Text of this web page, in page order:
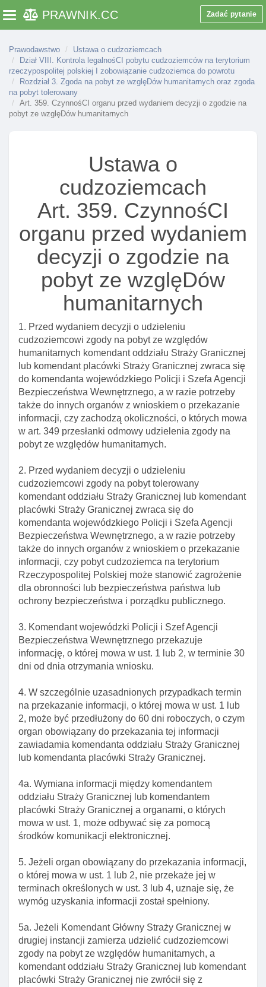
Toggle navigation
PRAWNIK.CC Zadać pytanie
Prawodawstwo
Ustawa o cudzoziemcach
Dział VIII. Kontrola legalnośCI pobytu cudzoziemców na terytorium
rzeczypospolitej polskiej I zobowiązanie cudzoziemca do powrotu
Rozdział 3. Zgoda na pobyt ze wzglęDów humanitarnych oraz zgoda
na pobyt tolerowany
Art. 359. CzynnośCI organu przed wydaniem decyzji o zgodzie na
pobyt ze wzglęDów humanitarnych
Ustawa o
cudzoziemcach
Art. 359. CzynnośCI
organu przed wydaniem
decyzji o zgodzie na
pobyt ze wzglęDów
humanitarnych
1. Przed wydaniem decyzji o udzieleniu
cudzoziemcowi zgody na pobyt ze względów
humanitarnych komendant oddziału Straży Granicznej
lub komendant placówki Straży Granicznej zwraca się
do komendanta wojewódzkiego Policji i Szefa Agencji
Bezpieczeństwa Wewnętrznego, a w razie potrzeby
także do innych organów z wnioskiem o przekazanie
informacji, czy zachodzą okoliczności, o których mowa
w art. 349 przesłanki odmowy udzielenia zgody na
pobyt ze względów humanitarnych.
2. Przed wydaniem decyzji o udzieleniu
cudzoziemcowi zgody na pobyt tolerowany
komendant oddziału Straży Granicznej lub komendant
placówki Straży Granicznej zwraca się do
komendanta wojewódzkiego Policji i Szefa Agencji
Bezpieczeństwa Wewnętrznego, a w razie potrzeby
także do innych organów z wnioskiem o przekazanie
informacji, czy pobyt cudzoziemca na terytorium
Rzeczypospolitej Polskiej może stanowić zagrożenie
dla obronności lub bezpieczeństwa państwa lub
ochrony bezpieczeństwa i porządku publicznego.
3. Komendant wojewódzki Policji i Szef Agencji
Bezpieczeństwa Wewnętrznego przekazuje
informację, o której mowa w ust. 1 lub 2, w terminie 30
dni od dnia otrzymania wniosku.
4. W szczególnie uzasadnionych przypadkach termin
na przekazanie informacji, o której mowa w ust. 1 lub
2, może być przedłużony do 60 dni roboczych, o czym
organ obowiązany do przekazania tej informacji
zawiadamia komendanta oddziału Straży Granicznej
lub komendanta placówki Straży Granicznej.
4a. Wymiana informacji między komendantem
oddziału Straży Granicznej lub komendantem
placówki Straży Granicznej a organami, o których
mowa w ust. 1, może odbywać się za pomocą
środków komunikacji elektronicznej.
5. Jeżeli organ obowiązany do przekazania informacji,
o której mowa w ust. 1 lub 2, nie przekaże jej w
terminach określonych w ust. 3 lub 4, uznaje się, że
wymóg uzyskania informacji został spełniony.
5a. Jeżeli Komendant Główny Straży Granicznej w
drugiej instancji zamierza udzielić cudzoziemcowi
zgody na pobyt ze względów humanitarnych, a
komendant oddziału Straży Granicznej lub komendant
placówki Straży Granicznej nie zwrócił się z
Art. 335. Pomoc w dobrowolnym powrocie
cudzoziemca
Art. 336. Ustalanie kosztów wydania I wykonania
decyzji o zobowiązaniu cudzoziemca do powrotu
Art. 337. Podmioty ponoszące koszty wydania I
wykonania decyzji o zobowiązaniu cudzoziemca
do powrotu
Art. 339. Rozporządzenie w sprawie obliczania
kosztów doprowadzenia cudzoziemca do granicy
innego państwa
Art. 340. Zmiana kosztów ustalonych w decyzji o
zobowiązaniu cudzoziemca do powrotu
Art. 341. Organ wyższego stopnia w sprawach o
ustalenie wysokośCI kosztów wydania I wykonania
decyzji o zobowiązaniu cudzoziemca do powrotu
Art. 342. Egzekucja kosztów wydania I wykonania
decyzji o zobowiązaniu cudzoziemca do powrotu
Art. 343. Ryczałt na pokrycie kosztów wydania I
wykonania decyzji o zobowiązaniu cudzoziemca
do powrotu
Art. 344. Potrącanie kosztów wydania I wykonania
decyzji o zobowiązaniu cudzoziemca do powrotu
Art. 345. Potrącenie z zabezpieczenia pieniężnego
kosztów wydania I wykonania decyzji o
zobowiązaniu cudzoziemca do powrotu
Art. 347. Pokrywanie z budżetu państwa kosztów
cudzoziemca do powrotu
Rozdział 2a. Umieszczanie, aktualizacja I usuwanie
w systemie informacyjnym schengen do celów, o
których mowa w art 3 ust. 1 rozporządzenia nr
2018/1860, danych cudzoziemców, którym zostały
wydane decyzje o zobowiązaniu cudzoziemca do
powrotu, oraz konsultacje w tych sprawach
Art. 347a. Umieszczenie w sis danych
cudzoziemca zobowiązanego do powrotu
Art. 347b. Konsultacje przed umieszczeniem w sis
Art. 347c. Aktualizacja wpisu danych cudzoziemca
w sis
Art. 347d. Usuwanie danych cudzoziemca z sis
Art. 347e. Właściwość organu do przyjęcia
informacji o przekroczeniu granicy przez
cudzoziemca, którego dane są umieszczone w sis I
określenia koniecznych środków
Art. 347f. Właściwość organu w sprawach
przeprowadzenia konsultacji przed przyznaniem
lub przedłużeniem ich ważnośCI
Art. 347g. Umieszczanie w sis zobowiązanego do
Rozdział 3. Zgoda na pobyt ze wzglęDów
Art. 348. Przesłanki udzielenia zgody na pobyt ze
wzglęDów humanitarnych
Art. 349. Przesłanki odmowy udzielenia zgody na
Art. 350. Przesłanki cofnięcia zgody na pobyt ze
wzglęDów humanitarnych
Art. 351. Przesłanki udzielenia zgody na pobyt
tolerowany